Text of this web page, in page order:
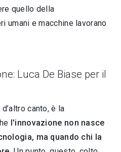
quello della
umani e macchine lavorano
Luca De Biase per il
canto, è la
l'innovazione non nasce
ma quando chi la